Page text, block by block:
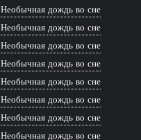
Необычная дождь во сне
Необычная дождь во сне
Необычная дождь во сне
Необычная дождь во сне
Необычная дождь во сне
Необычная дождь во сне
Необычная дождь во сне
Необычная дождь во сне